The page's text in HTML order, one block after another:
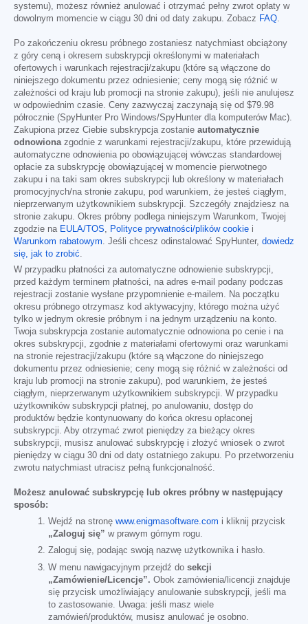
systemu), możesz również anulować i otrzymać pełny zwrot opłaty w
dowolnym momencie w ciągu 30 dni od daty zakupu. Zobacz FAQ
Po zakończeniu okresu próbnego zostaniesz natychmiast obciążony
z góry ceną i okresem subskrypcji określonymi w materiałach
ofertowych i warunkach rejestracji/zakupu (które są włączone do
niniejszego dokumentu przez odniesienie; ceny mogą się różnić w
zależności od kraju lub promocji na stronie zakupu), jeśli nie anulujesz
w odpowiednim czasie. Ceny zazwyczaj zaczynają się od $79.98
półrocznie (SpyHunter Pro Windows/SpyHunter dla komputerów Mac).
Zakupiona przez Ciebie subskrypcja zostanie automatycznie
odnowiona zgodnie z warunkami rejestracji/zakupu, które przewidują
automatyczne odnowienia po obowiązującej wówczas standardowej
opłacie za subskrypcję obowiązującej w momencie pierwotnego
zakupu i na taki sam okres subskrypcji lub określony w materiałach
promocyjnych/na stronie zakupu, pod warunkiem, że jesteś ciągłym,
nieprzerwanym użytkownikiem subskrypcji. Szczegóły znajdziesz na
stronie zakupu. Okres próbny podlega niniejszym Warunkom, Twojej
zgodzie na EULA/TOS Polityce prywatności/plików cookie i
Warunkom rabatowym . Jeśli chcesz odinstalować SpyHunter, dowiedz
się, jak to zrobić
W przypadku płatności za automatyczne odnowienie subskrypcji,
przed każdym terminem płatności, na adres e-mail podany podczas
rejestracji zostanie wysłane przypomnienie e-mailem. Na początku
okresu próbnego otrzymasz kod aktywacyjny, którego można użyć
tylko w jednym okresie próbnym i na jednym urządzeniu na konto.
Twoja subskrypcja zostanie automatycznie odnowiona po cenie i na
okres subskrypcji, zgodnie z materiałami ofertowymi oraz warunkami
na stronie rejestracji/zakupu (które są włączone do niniejszego
dokumentu przez odniesienie; ceny mogą się różnić w zależności od
kraju lub promocji na stronie zakupu), pod warunkiem, że jesteś
ciągłym, nieprzerwanym użytkownikiem subskrypcji. W przypadku
użytkowników subskrypcji płatnej, po anulowaniu, dostęp do
produktów będzie kontynuowany do końca okresu opłaconej
subskrypcji. Aby otrzymać zwrot pieniędzy za bieżący okres
subskrypcji, musisz anulować subskrypcję i złożyć wniosek o zwrot
pieniędzy w ciągu 30 dni od daty ostatniego zakupu. Po przetworzeniu
zwrotu natychmiast utracisz pełną funkcjonalność.
Możesz anulować subskrypcję lub okres próbny w następujący
sposób:
Wejdź na stronę www.enigmasoftware.com i kliknij przycisk
„Zaloguj się” w prawym górnym rogu.
Zaloguj się, podając swoją nazwę użytkownika i hasło.
W menu nawigacyjnym przejdź do sekcji
„Zamówienie/Licencje”. Obok zamówienia/licencji znajduje
się przycisk umożliwiający anulowanie subskrypcji, jeśli ma
to zastosowanie. Uwaga: jeśli masz wiele
zamówień/produktów, musisz anulować je osobno.